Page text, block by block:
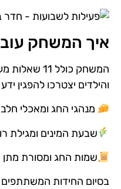
איך המשחק
המשחק כולל 11 שאלות מעוצבות באווירת החג
והילדים יצטרכו להפגין
מנהגי החג ומאכלי חלב
שבעת המינים ומגילת
שמות החג ומסורת מתן
בסיום החידות